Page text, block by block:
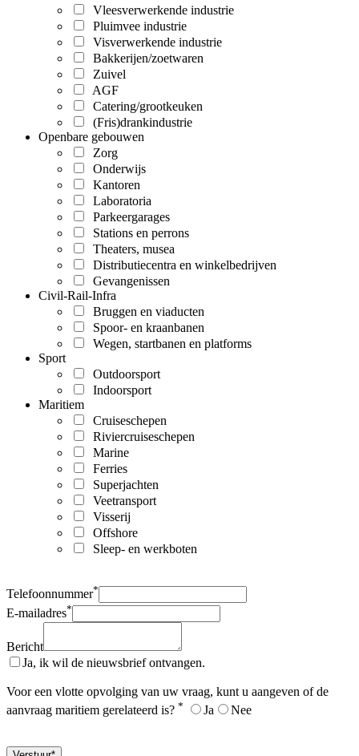
Vleesverwerkende industrie
Pluimvee industrie
Visverwerkende industrie
Bakkerijen/zoetwaren
Zuivel
AGF
Catering/grootkeuken
(Fris)drankindustrie
Openbare gebouwen
Zorg
Onderwijs
Kantoren
Laboratoria
Parkeergarages
Stations en perrons
Theaters, musea
Distributiecentra en winkelbedrijven
Gevangenissen
Civil-Rail-Infra
Bruggen en viaducten
Spoor- en kraanbanen
Wegen, startbanen en platforms
Sport
Outdoorsport
Indoorsport
Maritiem
Cruiseschepen
Riviercruiseschepen
Marine
Ferries
Superjachten
Veetransport
Visserij
Offshore
Sleep- en werkboten
Telefoonnummer*
E-mailadres*
Bericht
Ja, ik wil de nieuwsbrief ontvangen.
Voor een vlotte opvolging van uw vraag, kunt u aangeven of de
aanvraag maritiem gerelateerd is? * Ja Nee